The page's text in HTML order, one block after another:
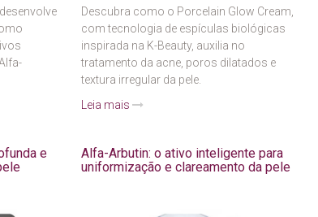
Descubra como o Porcelain Glow Cream,
com tecnologia de espículas biológicas
inspirada na K-Beauty, auxilia no
tratamento da acne, poros dilatados e
textura irregular da pele.
Leia mais
e
Alfa-Arbutin: o ativo inteligente para
uniformização e clareamento da pele